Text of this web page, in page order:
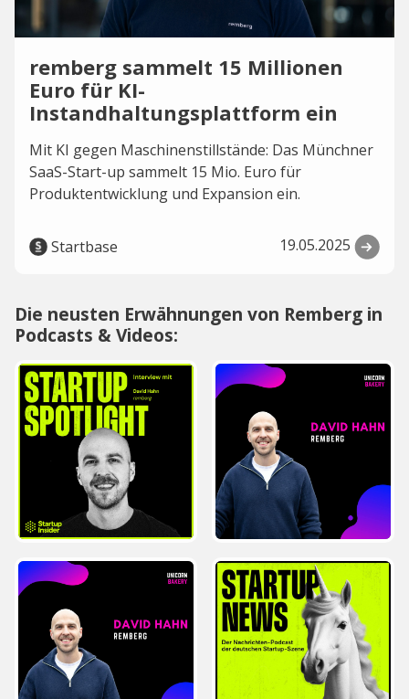
remberg sammelt 15 Millionen
Euro für KI-
Instandhaltungsplattform ein
Mit KI gegen Maschinenstillstände: Das Münchner
SaaS-Start-up sammelt 15 Mio. Euro für
Produktentwicklung und Expansion ein.
Startbase 19.05.2025
Die neusten Erwähnungen von Remberg in
Podcasts & Videos: